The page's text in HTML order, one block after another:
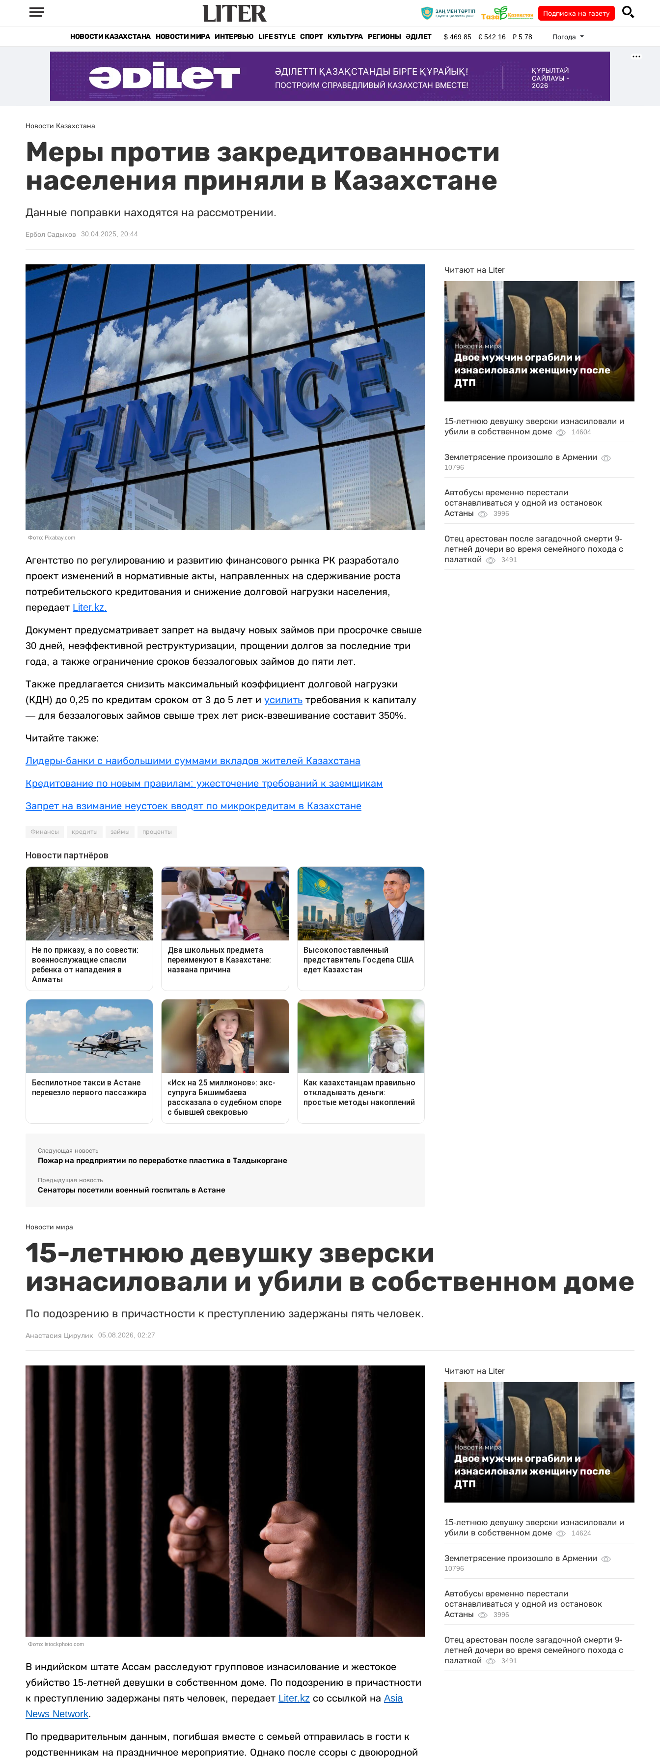
Подписка на газету
НОВОСТИ КАЗАХСТАНА НОВОСТИ МИРА ИНТЕРВЬЮ LIFE STYLE СПОРТ КУЛЬТУРА РЕГИОНЫ ӘДІЛЕТ $469.85 €542.16 ₽5.78 Погода
Новости Казахстана
Меры против закредитованности
населения приняли в Казахстане
Данные поправки находятся на рассмотрении.
Ербол Садыков 30.04.2025, 20:44
Фото: Pixabay.com
Агентство по регулированию и развитию финансового рынка РК разработало
проект изменений в нормативные акты, направленных на сдерживание роста
потребительского кредитования и снижение долговой нагрузки населения,
передает Liter.kz.
Документ предусматривает запрет на выдачу новых займов при просрочке свыше
30 дней, неэффективной реструктуризации, прощении долгов за последние три
года, а также ограничение сроков беззалоговых займов до пяти лет.
Также предлагается снизить максимальный коэффициент долговой нагрузки
(КДН) до 0,25 по кредитам сроком от 3 до 5 лет и усилить требования к капиталу
— для беззалоговых займов свыше трех лет риск-взвешивание составит 350%.
Читайте также:
Лидеры-банки с наибольшими суммами вкладов жителей Казахстана
Кредитование по новым правилам: ужесточение требований к заемщикам
Запрет на взимание неустоек вводят по микрокредитам в Казахстане
Финансы кредиты займы проценты
Следующая новость
Пожар на предприятии по переработке пластика в Талдыкоргане
Предыдущая новость
Сенаторы посетили военный госпиталь в Астане
Читают на Liter
Новости мира
Двое мужчин ограбили и
изнасиловали женщину после
ДТП
15-летнюю девушку зверски изнасиловали и
убили в собственном доме
14604
Землетрясение произошло в Армении
10796
Автобусы временно перестали
останавливаться у одной из остановок
Астаны
3996
Отец арестован после загадочной смерти 9-
летней дочери во время семейного похода с
палаткой
3491
Новости мира
15-летнюю девушку зверски
изнасиловали и убили в собственном доме
По подозрению в причастности к преступлению задержаны пять человек.
Анастасия Цирулик 05.08.2026, 02:27
Фото: istockphoto.com
В индийском штате Ассам расследуют групповое изнасилование и жестокое
убийство 15-летней девушки в собственном доме. По подозрению в причастности
к преступлению задержаны пять человек, передает Liter.kz со ссылкой на Asia
News Network.
По предварительным данным, погибшая вместе с семьей отправилась в гости к
родственникам на праздничное мероприятие. Однако после ссоры с двоюродной
Читают на Liter
Новости мира
Двое мужчин ограбили и
изнасиловали женщину после
ДТП
15-летнюю девушку зверски изнасиловали и
убили в собственном доме
14624
Землетрясение произошло в Армении
10796
Автобусы временно перестали
останавливаться у одной из остановок
Астаны
3996
Отец арестован после загадочной смерти 9-
летней дочери во время семейного похода с
палаткой
3491